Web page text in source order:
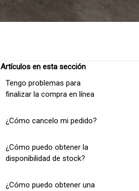
Artículos en esta sección
Tengo problemas para
finalizar la compra en línea
¿Cómo cancelo mi pedido?
¿Cómo puedo obtener la
disponibilidad de stock?
¿Cómo puedo obtener una